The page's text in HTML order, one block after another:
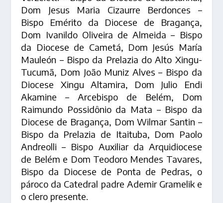
Dom Jesus Maria Cizaurre Berdonces –
Bispo Emérito da Diocese de Bragança,
Dom Ivanildo Oliveira de Almeida – Bispo
da Diocese de Cametá, Dom Jesús María
Mauleón – Bispo da Prelazia do Alto Xingu-
Tucumã, Dom João Muniz Alves – Bispo da
Diocese Xingu Altamira, Dom Julio Endi
Akamine – Arcebispo de Belém, Dom
Raimundo Possidônio da Mata – Bispo da
Diocese de Bragança, Dom Wilmar Santin –
Bispo da Prelazia de Itaituba, Dom Paolo
Andreolli – Bispo Auxiliar da Arquidiocese
de Belém e Dom Teodoro Mendes Tavares,
Bispo da Diocese de Ponta de Pedras, o
pároco da Catedral padre Ademir Gramelik e
o clero presente.